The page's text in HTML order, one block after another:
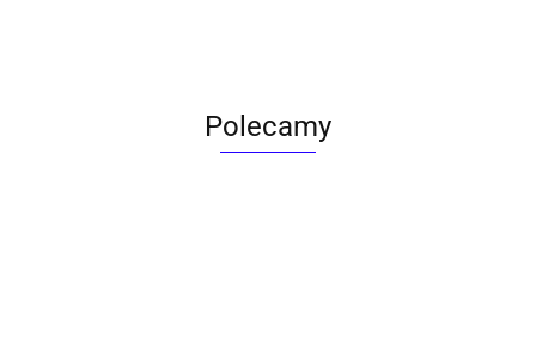
Polecamy